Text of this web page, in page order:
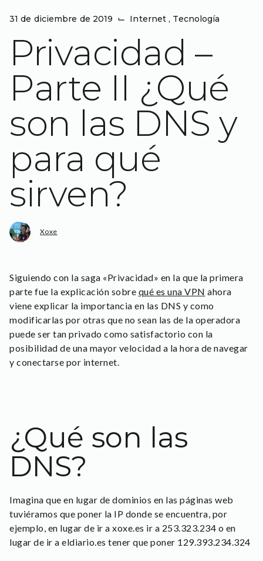
31 de diciembre de 2019 ⌙ Internet, Tecnología
Privacidad –
Parte II ¿Qué
son las DNS y
para qué
sirven?
Xoxe
Siguiendo con la saga «Privacidad» en la que la primera
parte fue la explicación sobre qué es una VPN ahora
viene explicar la importancia en las DNS y como
modificarlas por otras que no sean las de la operadora
puede ser tan privado como satisfactorio con la
posibilidad de una mayor velocidad a la hora de navegar
y conectarse por internet.
¿Qué son las
DNS?
Imagina que en lugar de dominios en las páginas web
tuviéramos que poner la IP donde se encuentra, por
ejemplo, en lugar de ir a xoxe.es ir a 253.323.234 o en
lugar de ir a eldiario.es tener que poner 129.393.234.324